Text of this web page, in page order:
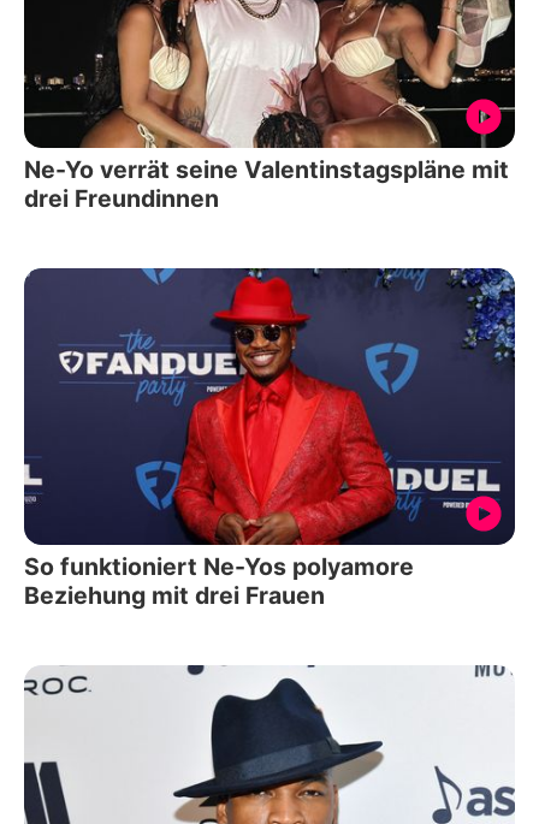
Ne-Yo verrät seine Valentinstagspläne mit
drei Freundinnen
So funktioniert Ne-Yos polyamore
Beziehung mit drei Frauen